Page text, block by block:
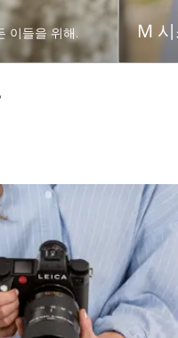
이들을 위해. M